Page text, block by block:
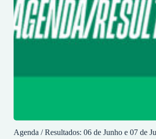
Agenda / Resultados: 06 de Junho e 07 de